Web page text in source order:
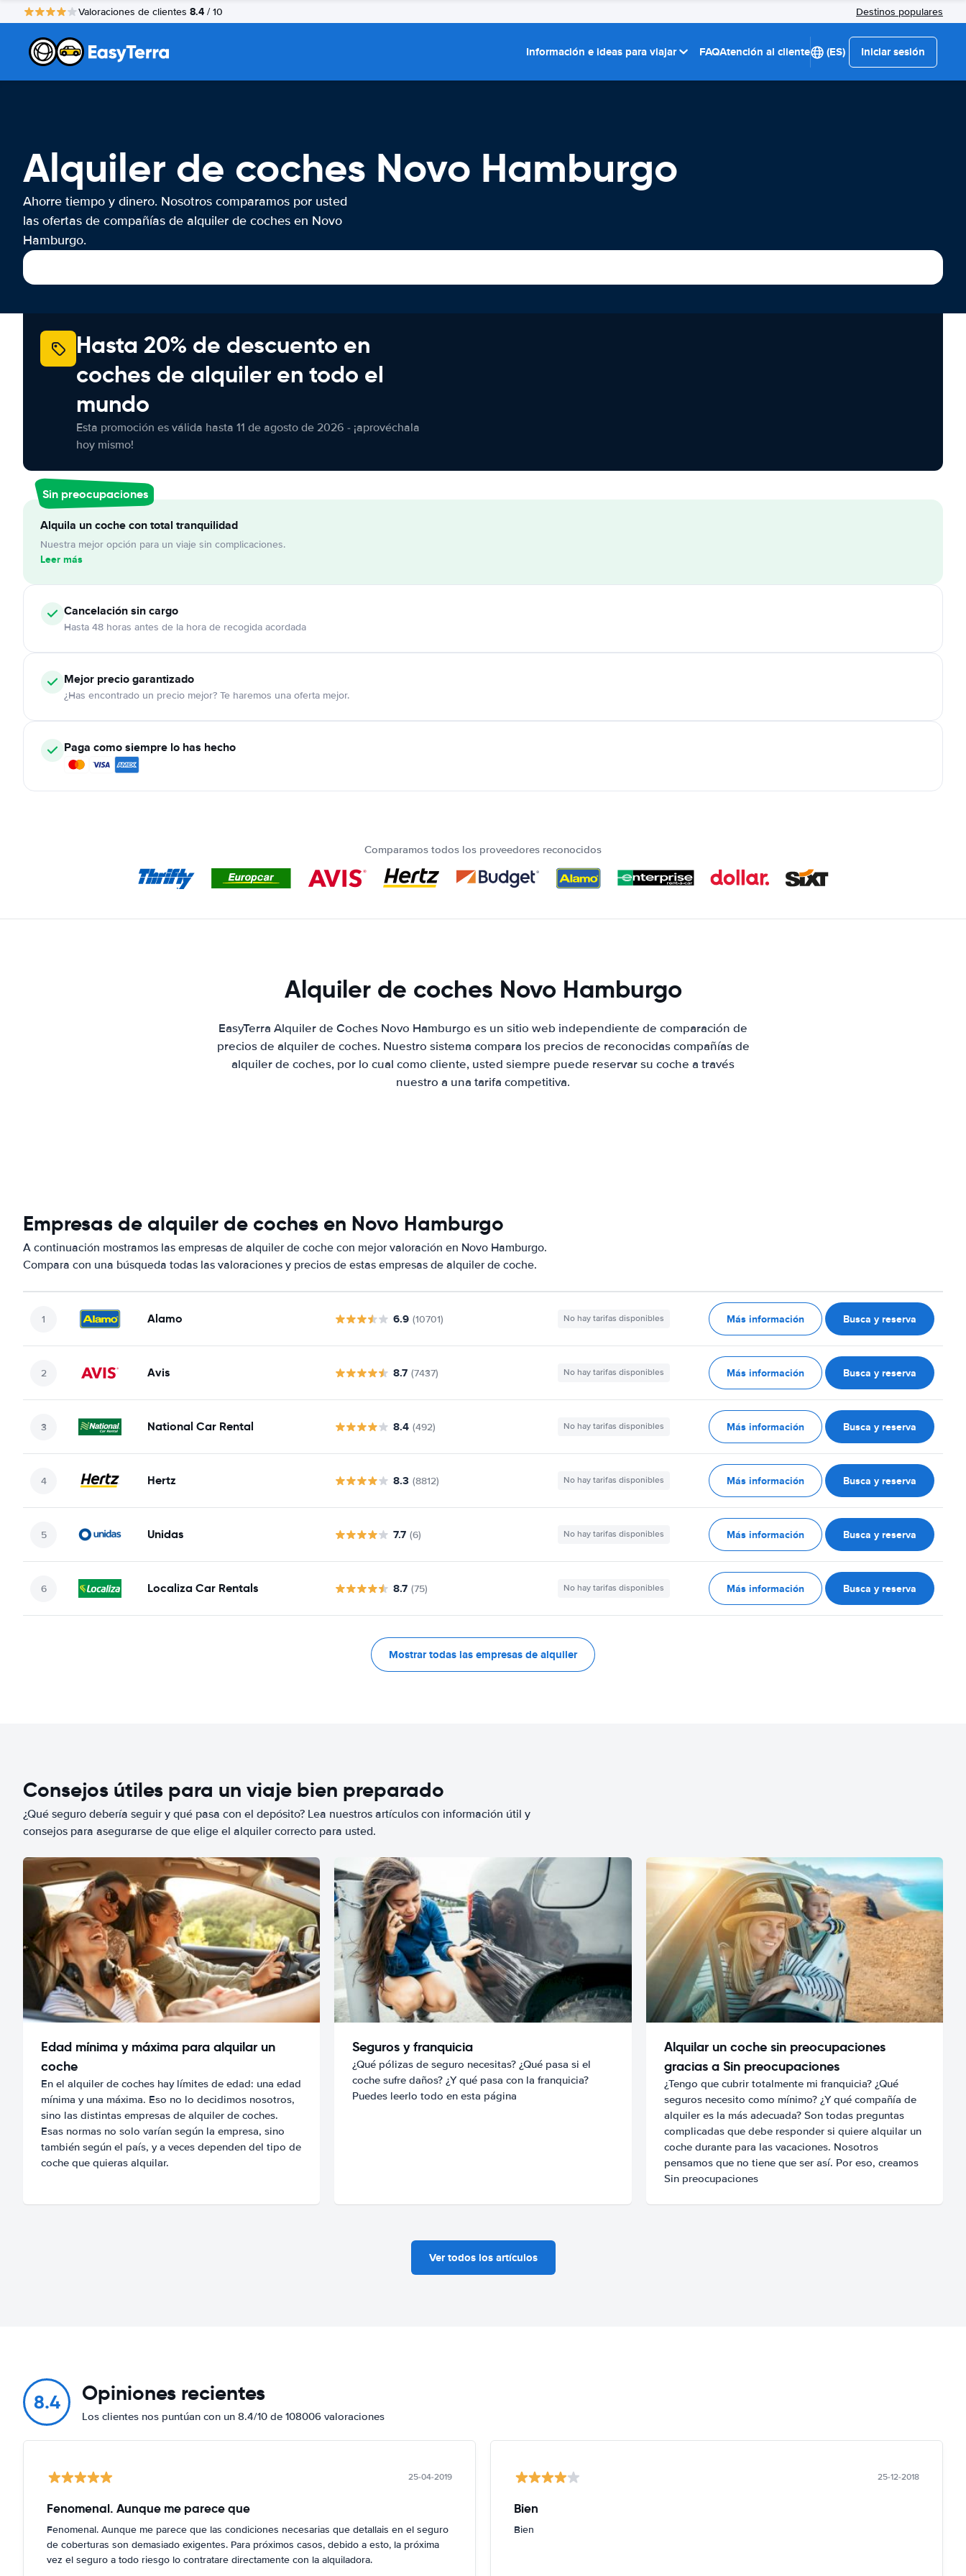
Valoraciones de clientes 8.4 / 10 Destinos populares
Información e ideas para viajar FAQAtención al cliente (ES) Iniciar sesión
Alquiler de coches Novo Hamburgo
Ahorre tiempo y dinero. Nosotros comparamos por usted
las ofertas de compañías de alquiler de coches en Novo
Hamburgo.
Hasta 20% de descuento en
coches de alquiler en todo el
mundo
Esta promoción es válida hasta 11 de agosto de 2026 - ¡aprovéchala
hoy mismo!
Sin preocupaciones
Alquila un coche con total tranquilidad
Nuestra mejor opción para un viaje sin complicaciones.
Leer más
Cancelaciónsin cargo
Hasta 48 horas antes de la hora de recogida acordada
Mejor precio garantizado
¿Has encontrado un precio mejor? Te haremos una oferta mejor.
Paga como siempre lo has hecho
Comparamos todos los proveedores reconocidos
Alquiler de coches Novo Hamburgo
EasyTerra Alquiler de Coches Novo Hamburgo es un sitio web independiente de comparación de
precios de alquiler de coches. Nuestro sistema compara los precios de reconocidas compañías de
alquiler de coches, por lo cual como cliente, usted siempre puede reservar su coche a través
nuestro a una tarifa competitiva.
Empresas de alquiler de coches en Novo Hamburgo
A continuación mostramos las empresas de alquiler de coche con mejor valoración en Novo Hamburgo.
Compara con una búsqueda todas las valoraciones y precios de estas empresas de alquiler de coche.
Alamo 6.9 (10701) No hay tarifas disponibles Más información Busca y reserva
Avis 8.7 (7437) No hay tarifas disponibles Más información Busca y reserva
National Car Rental 8.4 (492) No hay tarifas disponibles Más información Busca y reserva
Hertz 8.3 (8812) No hay tarifas disponibles Más información Busca y reserva
Unidas 7.7 (6) No hay tarifas disponibles Más información Busca y reserva
Localiza Car Rentals 8.7 (75) No hay tarifas disponibles Más información Busca y reserva
Mostrar todas las empresas de alquiler
Consejos útiles para un viaje bien preparado
¿Qué seguro debería seguir y qué pasa con el depósito? Lea nuestros artículos con información útil y
consejos para asegurarse de que elige el alquiler correcto para usted.
Edad mínima y máxima para alquilar un
coche
En el alquiler de coches hay límites de edad: una edad
mínima y una máxima. Eso no lo decidimos nosotros,
sino las distintas empresas de alquiler de coches.
Esas normas no solo varían según la empresa, sino
también según el país, y a veces dependen del tipo de
coche que quieras alquilar.
Seguros y franquicia
¿Qué pólizas de seguro necesitas? ¿Qué pasa si el
coche sufre daños? ¿Y qué pasa con la franquicia?
Puedes leerlo todo en esta página
Alquilar un coche sin preocupaciones
gracias a Sin preocupaciones
¿Tengo que cubrir totalmente mi franquicia? ¿Qué
seguros necesito como mínimo? ¿Y qué compañía de
alquiler es la más adecuada? Son todas preguntas
complicadas que debe responder si quiere alquilar un
coche durante para las vacaciones. Nosotros
pensamos que no tiene que ser así. Por eso, creamos
Sin preocupaciones
Ver todos los artículos
8.4 Opiniones recientes
Los clientes nos puntúan con un 8.4/10 de 108006 valoraciones
25-04-2019
Fenomenal. Aunque me parece que
Fenomenal. Aunque me parece que las condiciones necesarias que detallais en el seguro
de coberturas son demasiado exigentes. Para próximos casos, debido a esto, la próxima
vez el seguro a todo riesgo lo contratare directamente con la alquiladora.
25-12-2018
Bien
Bien